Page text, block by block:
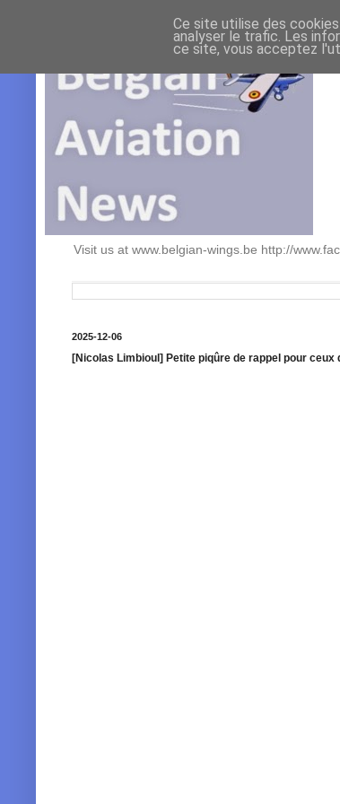
Visit us at www.belgian-wings.be http://
2025-12-06
[Nicolas Limbioul] Petite piqûre de rappel pour ceux
Ce site utilise des
analyser le trafic. Les
ce site, vous acceptez